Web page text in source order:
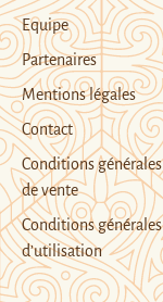
Equipe
Partenaires
Mentions légales
Contact
Conditions générales
de vente
Conditions générales
d’utilisation